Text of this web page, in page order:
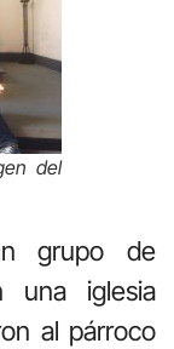
del
grupo de
una iglesia
al párroco